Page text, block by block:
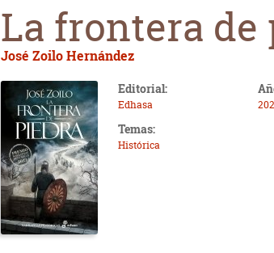
La frontera de
José Zoilo Hernández
Editorial:
Edhasa
Temas:
Histórica